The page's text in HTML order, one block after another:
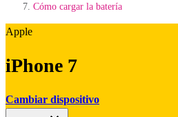
Cómo cargar la batería
Apple
iPhone 7
Cambiar dispositivo